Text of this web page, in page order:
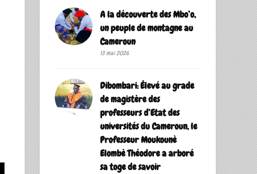
A la découverte des Mbo’o,
un peuple de montagne au
Cameroun
13 mai 2026
Dibombari: Élevé au grade
de magistère des
professeurs d’Etat des
universités du Cameroun, le
Professeur Moukounè
Elombè Théodore a arboré
sa toge de savoir ‎